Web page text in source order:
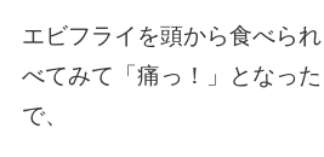
エビフライを頭から食べら
べてみて「痛っ！」となっ
で、